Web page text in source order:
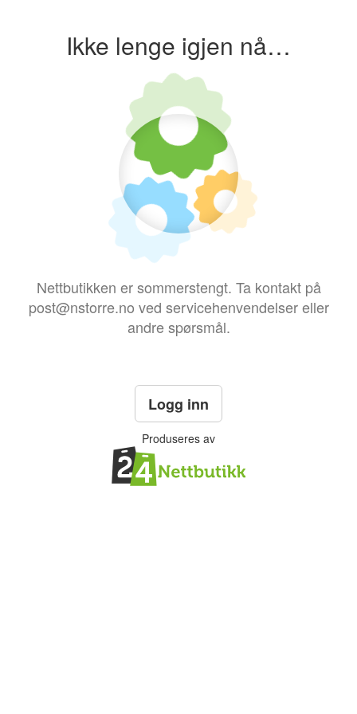
Ikke lenge igjen nå…
Nettbutikken er sommerstengt. Ta kontakt på
post@nstorre.no ved servicehenvendelser eller
andre spørsmål.
Logg inn
Produseres av